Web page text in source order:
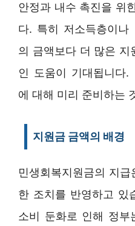
안정과 내수 촉진을 위
다. 특히 저소득층이나
의 금액보다 더 많은 지
인 도움이 기대됩니다.
에 대해 미리 준비하는
지원금 금액의 배경
민생회복지원금의 지
한 조치를 반영하고 있
소비 둔화로 인해 정부